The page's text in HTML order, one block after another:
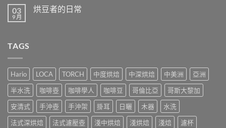
嗎？〉
中
愛
留
言
03
9 月
烘豆者的日常
TAGS
Hario LOCA TORCH 中度烘焙 中深烘焙 中美洲
亞洲
半水洗
咖啡壺 咖啡學人 咖啡豆 哥倫比亞
哥斯大黎加
安清式
手沖壺 手沖架 掛耳 日曬 木器
水洗
法式深烘焙
法式濾壓壺 淺中烘焙 淺烘焙 淺焙
濾杯